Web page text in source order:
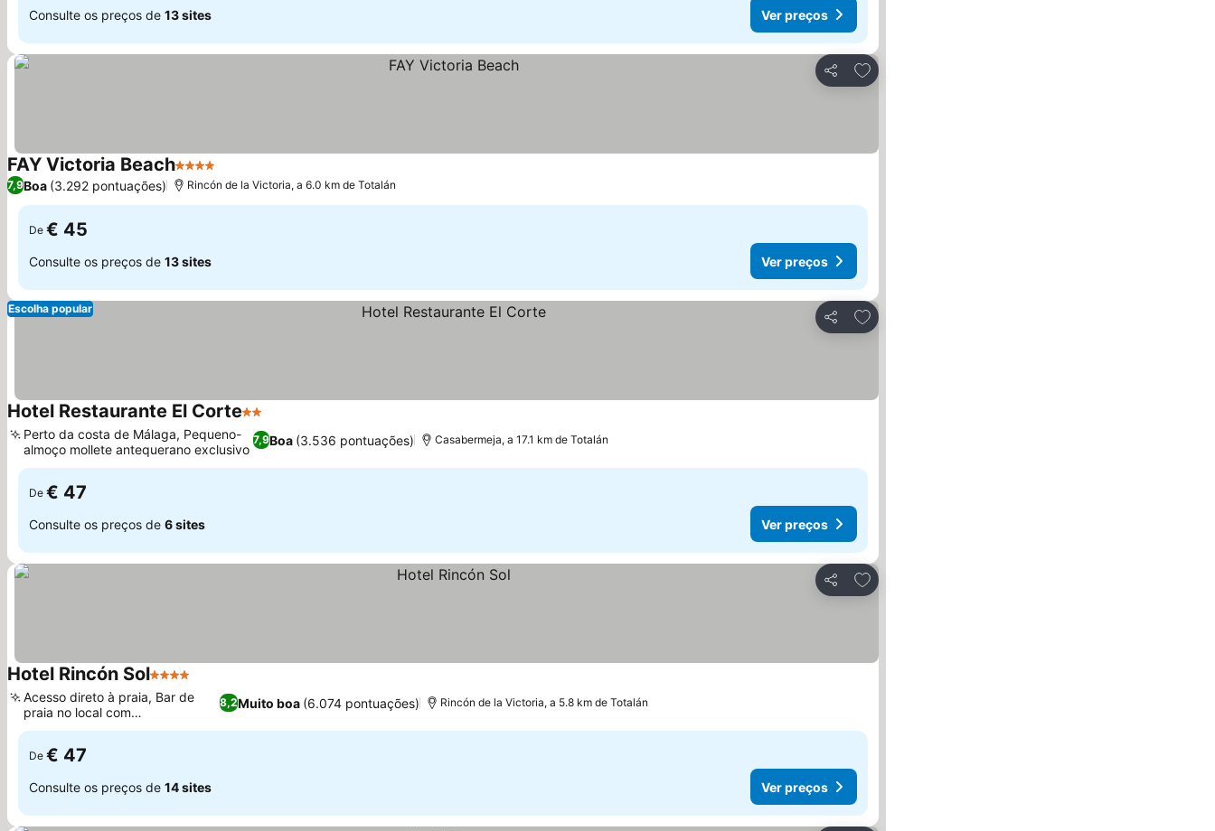
Consulte os preços de 13 sites Ver preços
Partilhar
Adicionar aos favoritos
FAY Victoria Beach4 Estrelas
7,9Boa (3.292 pontuações) Rincón de la Victoria, a 6.0 km de Totalán
De € 45
Consulte os preços de 13 sites Ver preços
Partilhar
Adicionar aos favoritos
Escolha popular
Hotel Restaurante El Corte2 Estrelas
7,9Boa (3.536 pontuações)
Perto da costa de Málaga, Pequeno-
almoço mollete antequerano exclusivo
Casabermeja, a 17.1 km de Totalán
De € 47
Consulte os preços de 6 sites Ver preços
Partilhar
Adicionar aos favoritos
Hotel Rincón Sol4 Estrelas
8,2Muito boa (6.074 pontuações)
Acesso direto à praia, Bar de
praia no local com
espreguiçadeiras
Rincón de la Victoria, a 5.8 km de Totalán
De € 47
Consulte os preços de 14 sites Ver preços